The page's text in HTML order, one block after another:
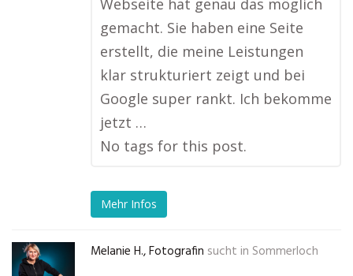
Webseite hat genau das möglich
gemacht. Sie haben eine Seite
erstellt, die meine Leistungen
klar strukturiert zeigt und bei
Google super rankt. Ich bekomme
jetzt …
No tags for this post.
Mehr Infos
Melanie H., Fotografin sucht in Sommerloch